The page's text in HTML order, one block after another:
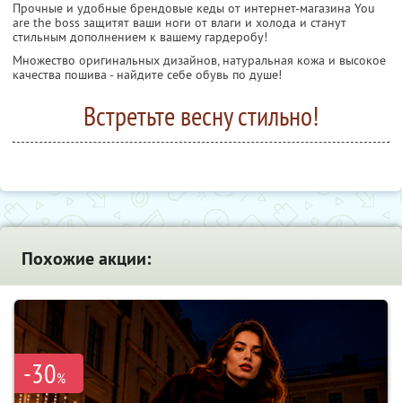
Прочные и удобные брендовые кеды от интернет-магазина You
are the boss защитят ваши ноги от влаги и холода и станут
стильным дополнением к вашему гардеробу!
Множество оригинальных дизайнов, натуральная кожа и высокое
качества пошива - найдите себе обувь по душе!
Встретьте весну стильно!
Похожие акции:
-30%